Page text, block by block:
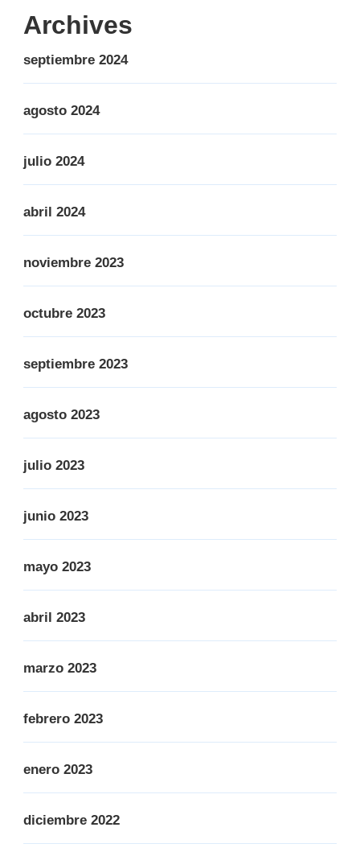
Archives
septiembre 2024
agosto 2024
julio 2024
abril 2024
noviembre 2023
octubre 2023
septiembre 2023
agosto 2023
julio 2023
junio 2023
mayo 2023
abril 2023
marzo 2023
febrero 2023
enero 2023
diciembre 2022